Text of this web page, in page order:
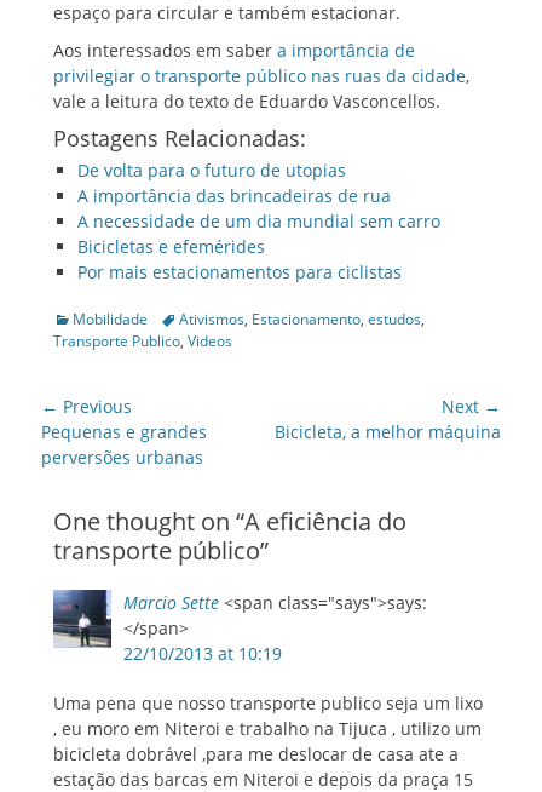
espaço para circular e também estacionar.
Aos interessados em saber a importância de
privilegiar o transporte público nas ruas da cidade,
vale a leitura do texto de Eduardo Vasconcellos.
Postagens Relacionadas:
De volta para o futuro de utopias
A importância das brincadeiras de rua
A necessidade de um dia mundial sem carro
Bicicletas e efemérides
Por mais estacionamentos para ciclistas
Categories
Mobilidade TagsAtivismos, Estacionamento, estudos,
Transporte Publico, Videos
Post
navigation
← Previous
Previous
post:
Pequenas e grandes
perversões urbanas
Next →
Next
Bicicleta, a melhor máquina
One thought on “A eficiência do
transporte público”
Marcio Sette <span class="says">says:
</span>
22/10/2013 at 10:19
Uma pena que nosso transporte publico seja um lixo
, eu moro em Niteroi e trabalho na Tijuca , utilizo um
bicicleta dobrável ,para me deslocar de casa ate a
estação das barcas em Niteroi e depois da praça 15